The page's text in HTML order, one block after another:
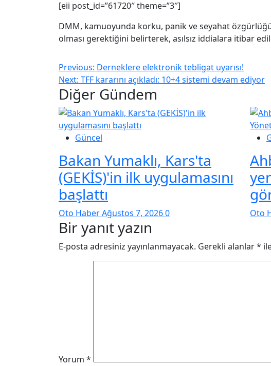
[eii post_id=”61720″ theme=”3″]
DMM, kamuoyunda korku, panik ve seyahat
olması gerektiğini belirterek, asılsız iddialara itibar
Previous: Derneklere elektronik tebligat uyarısı!
Next: TFF kararını açıkladı: 10+4 sistemi devam ediyor
Diğer Gündem
Güncel
Bakan Yumaklı, Kars'ta
(GEKİS)'in ilk uygulamasını
başlattı
Oto HaberAğustos 7, 20260 Oto
Bir yanıt yazın
E-posta adresiniz yayınlanmayacak. Gerekli alanlar*
Yorum *